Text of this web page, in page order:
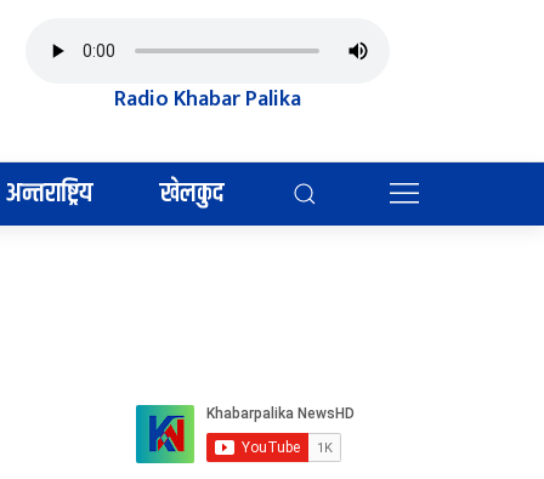
Radio Khabar Palika
अन्तराष्ट्रिय खेलकुद